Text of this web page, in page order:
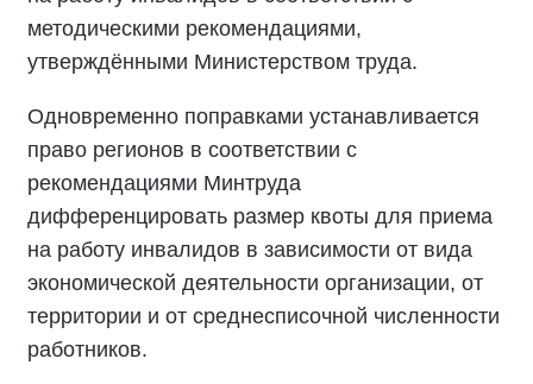
методическими рекомендациями,
утверждёнными Министерством труда.
Одновременно поправками устанавливается
право регионов в соответствии с
рекомендациями Минтруда
дифференцировать размер квоты для приема
на работу инвалидов в зависимости от вида
экономической деятельности организации, от
территории и от среднесписочной численности
работников.